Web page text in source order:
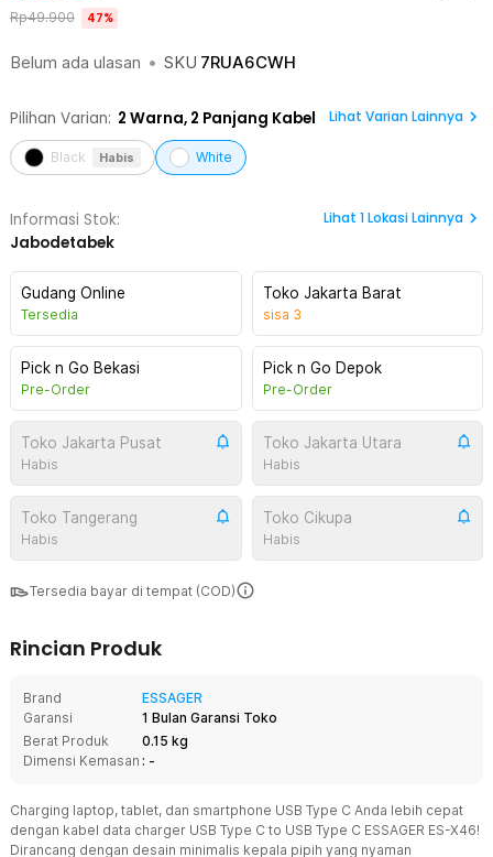
Belum ada ulasan • SKU 7RUA6CWH
Rp49.900 47%
Pilihan Varian: 2 Warna, 2 Panjang Kabel Lihat Varian Lainnya
Black Habis White
Informasi Stok:
Jabodetabek
Lihat 1Lokasi Lainnya
Gudang Online
Tersedia
Toko Jakarta Barat
sisa 3
Pick n Go Bekasi
Pre-Order
Pick n Go Depok
Pre-Order
Toko Jakarta Pusat
Habis
Toko Jakarta Utara
Habis
Toko Tangerang
Habis
Toko Cikupa
Habis
Tersedia bayar di tempat (COD)
Rincian Produk
Brand
ESSAGER
Garansi
1 Bulan Garansi Toko
Berat Produk
0.15 kg
Dimensi Kemasan : -
Charging laptop, tablet, dan smartphone USB Type C Anda lebih cepat
dengan kabel data charger USB Type C to USB Type C ESSAGER ES-X46!
Dirancang dengan desain minimalis kepala pipih yang nyaman